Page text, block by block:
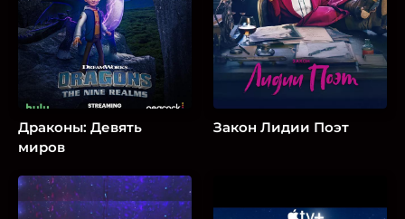
Драконы: Девять
миров
Закон Лидии Поэт